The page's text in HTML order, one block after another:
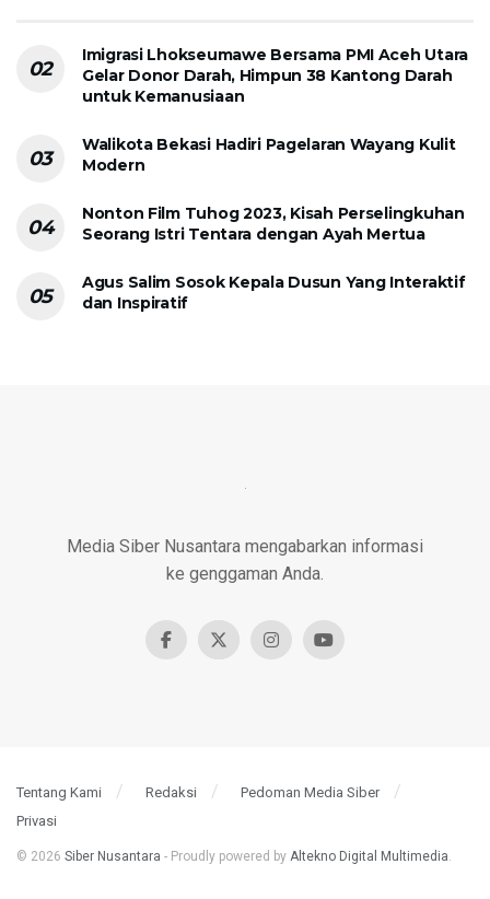
Imigrasi Lhokseumawe Bersama PMI Aceh Utara
Gelar Donor Darah, Himpun 38 Kantong Darah
untuk Kemanusiaan
Walikota Bekasi Hadiri Pagelaran Wayang Kulit
Modern
Nonton Film Tuhog 2023, Kisah Perselingkuhan
Seorang Istri Tentara dengan Ayah Mertua
Agus Salim Sosok Kepala Dusun Yang Interaktif
dan Inspiratif
Media Siber Nusantara mengabarkan informasi
ke genggaman Anda.
Tentang Kami Redaksi
Pedoman Media Siber
Privasi
© 2026 Siber Nusantara - Proudly powered by Altekno Digital Multimedia.